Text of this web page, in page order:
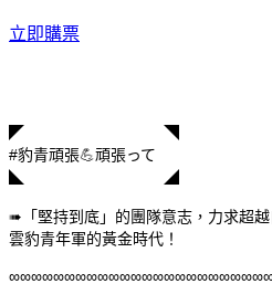
立即購票
◤ ◥
#豹青頑張💪頑張って
◣
◢
➠ 「堅持到底」的團隊意志，力求超
雲豹青年軍的黃金時代！